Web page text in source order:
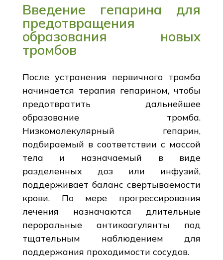
Введение гепарина для
предотвращения
образования новых
тромбов
После устранения первичного тромба
начинается терапия гепарином, чтобы
предотвратить дальнейшее
образование тромба.
Низкомолекулярный гепарин,
подбираемый в соответствии с массой
тела и назначаемый в виде
разделенных доз или инфузий,
поддерживает баланс свертываемости
крови. По мере прогрессирования
лечения назначаются длительные
пероральные антикоагулянты под
тщательным наблюдением для
поддержания проходимости сосудов.